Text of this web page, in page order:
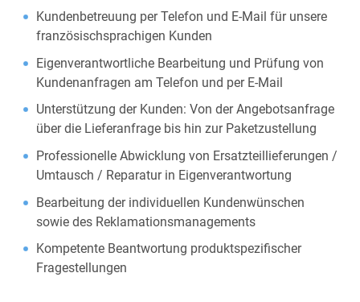
Kundenbetreuung per Telefon und E-Mail für unsere
französischsprachigen Kunden
Eigenverantwortliche Bearbeitung und Prüfung von
Kundenanfragen am Telefon und per E-Mail
Unterstützung der Kunden: Von der Angebotsanfrage
über die Lieferanfrage bis hin zur Paketzustellung
Professionelle Abwicklung von Ersatzteillieferungen /
Umtausch / Reparatur in Eigenverantwortung
Bearbeitung der individuellen Kundenwünschen
sowie des Reklamationsmanagements
Kompetente Beantwortung produktspezifischer
Fragestellungen